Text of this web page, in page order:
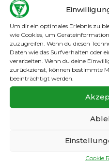
Um dir ein optimales Erlebnis zu
wie Cookies, um
zuzugreifen. Wenn du diesen
Daten wie das Surfverhalten oder
verarbeiten. Wenn du deine
zurückziehst, können bestimmte
beeinträchtigt werden.
Cookie
←
Die Spiele am
12:00 Uhr: SC Gatow
14:00 Uhr: SC
Wilmersdorf